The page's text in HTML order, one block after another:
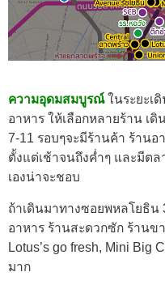
ความอุดมสมบูรณ์ในระยะเ
อาหาร ให้เลือกหลายร้าน เ
7-11 รอบๆจะมีร้านค้า ร้านอ
ตั้งแต่เช้าจนถึงค่ำๆ และมีต
เองน่าจะชอบ
ถ้าเดินมาทางซอยพหลโยธิน
อาหาร ร้านสะดวกซัก ร้านข
Lotus’s go fresh, Mini Big
มาก